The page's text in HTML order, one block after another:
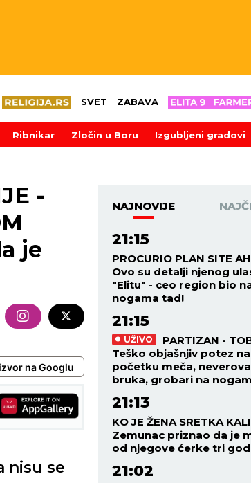
SVET ZABAVA
Ribnikar Zločin u Boru Izgubljeni gradovi
-
je
na Googlu
nisu se
NAJNOVIJE
21:15
PROCURIO PLAN SITE
Ovo su detalji njenog
"Elitu" - ceo region bio
nogama tad!
21:15
UŽIVO
PARTIZAN -
Teško objašnjiv potez na
početku meča,
bruka, grobari na
21:13
KO JE ŽENA SRETKA
Zemunac priznao da je
od njegove ćerke tri
21:02